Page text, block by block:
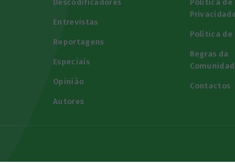
Descodificadores
Entrevistas
Reportagens
Especiais
Opinião
Autores
Política de
Política de
Regras da
Contactos